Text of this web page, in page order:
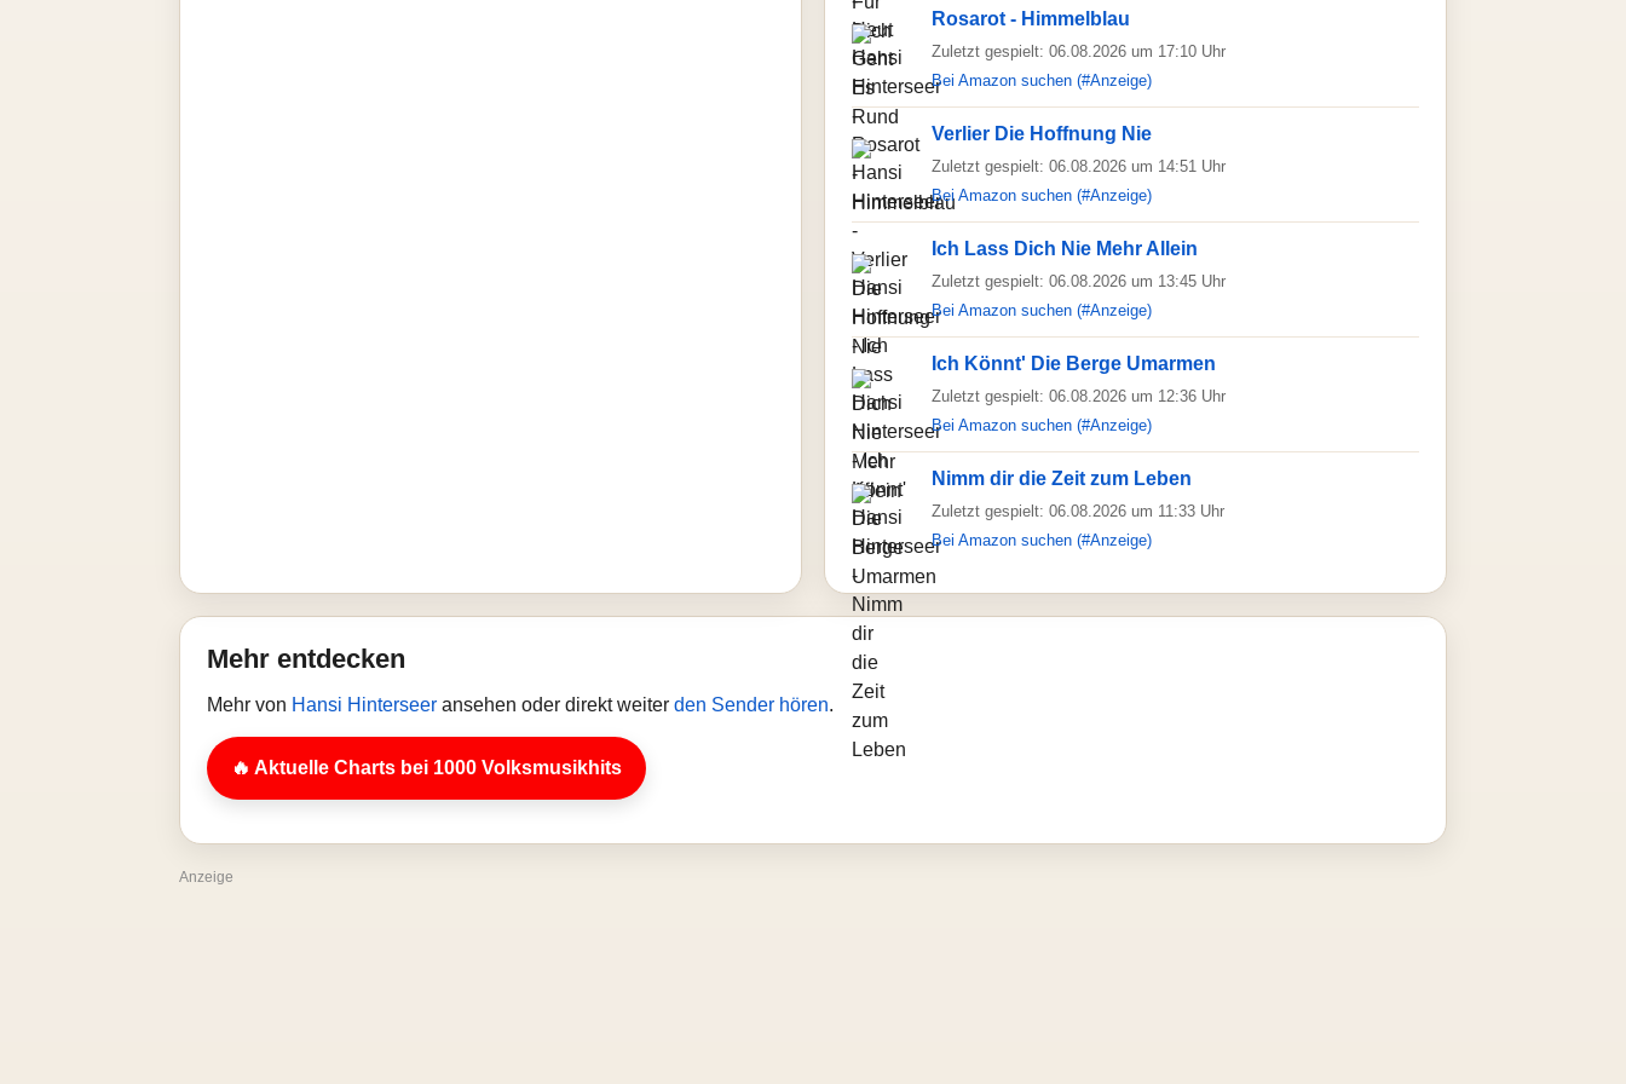
Rosarot - Himmelblau
Zuletzt gespielt: 06.08.2026 um 17:10 Uhr
Bei Amazon suchen (#Anzeige)
Verlier Die Hoffnung Nie
Zuletzt gespielt: 06.08.2026 um 14:51 Uhr
Bei Amazon suchen (#Anzeige)
Ich Lass Dich Nie Mehr Allein
Zuletzt gespielt: 06.08.2026 um 13:45 Uhr
Bei Amazon suchen (#Anzeige)
Ich Könnt' Die Berge Umarmen
Zuletzt gespielt: 06.08.2026 um 12:36 Uhr
Bei Amazon suchen (#Anzeige)
Nimm dir die Zeit zum Leben
Zuletzt gespielt: 06.08.2026 um 11:33 Uhr
Bei Amazon suchen (#Anzeige)
Mehr entdecken
Mehr von Hansi Hinterseer ansehen oder direkt weiter den Sender hören.
🔥 Aktuelle Charts bei 1000 Volksmusikhits
Anzeige